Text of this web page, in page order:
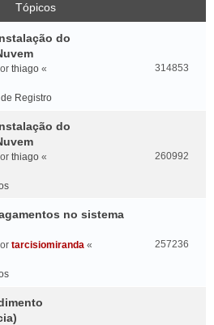
Tópicos
do
thiago «
Registro
314853
do
thiago «
260992
no sistema
tarcisiomiranda «
257236